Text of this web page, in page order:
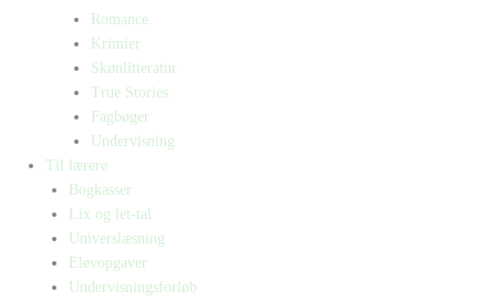
Romance
Krimier
Skønlitteratur
True Stories
Fagbøger
Undervisning
Til lærere
Bogkasser
Lix og let-tal
Universlæsning
Elevopgaver
Undervisningsforløb